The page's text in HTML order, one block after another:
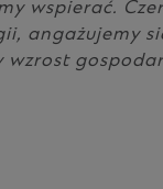
wspierać.
angażujemy